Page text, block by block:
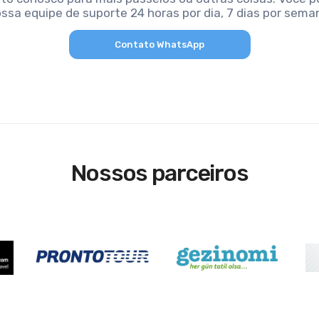
equipe de suporte 24 horas por dia, 7 dias por
Contato WhatsApp
Nossos parceiros